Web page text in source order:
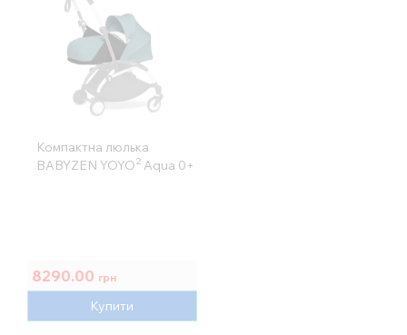
Компактна люлька
BABYZEN YOYO2 Aqua 0+
8290.00 грн
Купити